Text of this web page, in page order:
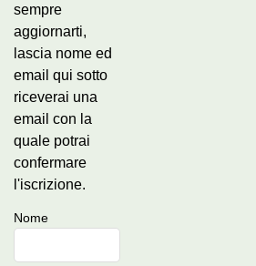
sempre
aggiornarti,
lascia nome ed
email qui sotto
riceverai una
email con la
quale potrai
confermare
l'iscrizione.
Nome